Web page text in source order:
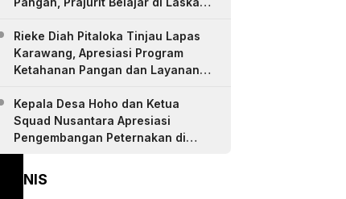
Rieke Diah Pitaloka Tinjau Lapas
Karawang, Apresiasi Program
Ketahanan Pangan dan Layanan
Kepala Desa Hoho dan Ketua
Squad Nusantara Apresiasi
Pengembangan Peternakan di
LASKAR Farm Lapas Karawang
BISNIS